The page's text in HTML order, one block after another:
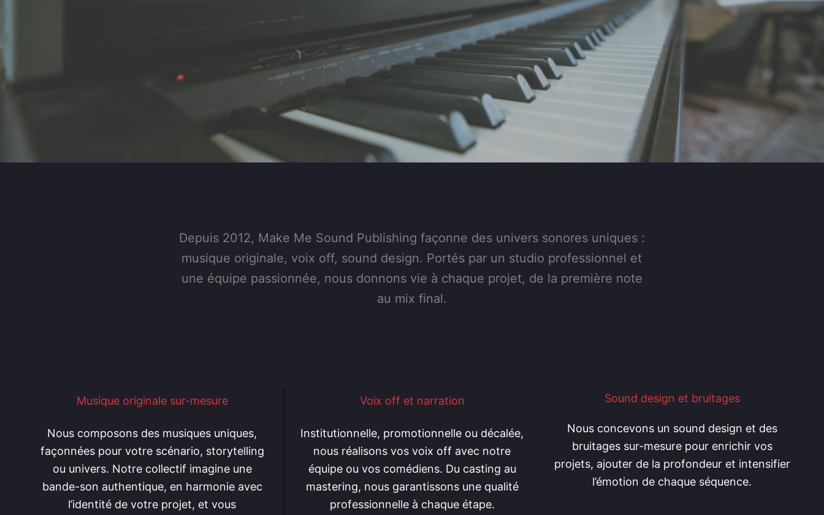
Depuis 2012, Make Me Sound Publishing façonne des univers sonores uniques :
musique originale, voix off, sound design. Portés par un studio professionnel et
une équipe passionnée, nous donnons vie à chaque projet, de la première note
au mix final.
Musique originale sur-mesure
Nous composons des musiques uniques,
façonnées pour votre scénario, storytelling
ou univers. Notre collectif imagine une
bande-son authentique, en harmonie avec
l’identité de votre projet, et vous
Voix off et narration
Institutionnelle, promotionnelle ou décalée,
nous réalisons vos voix off avec notre
équipe ou vos comédiens. Du casting au
mastering, nous garantissons une qualité
professionnelle à chaque étape.
Sound design et bruitages
Nous concevons un sound design et des
bruitages sur-mesure pour enrichir vos
projets, ajouter de la profondeur et intensifier
l’émotion de chaque séquence.